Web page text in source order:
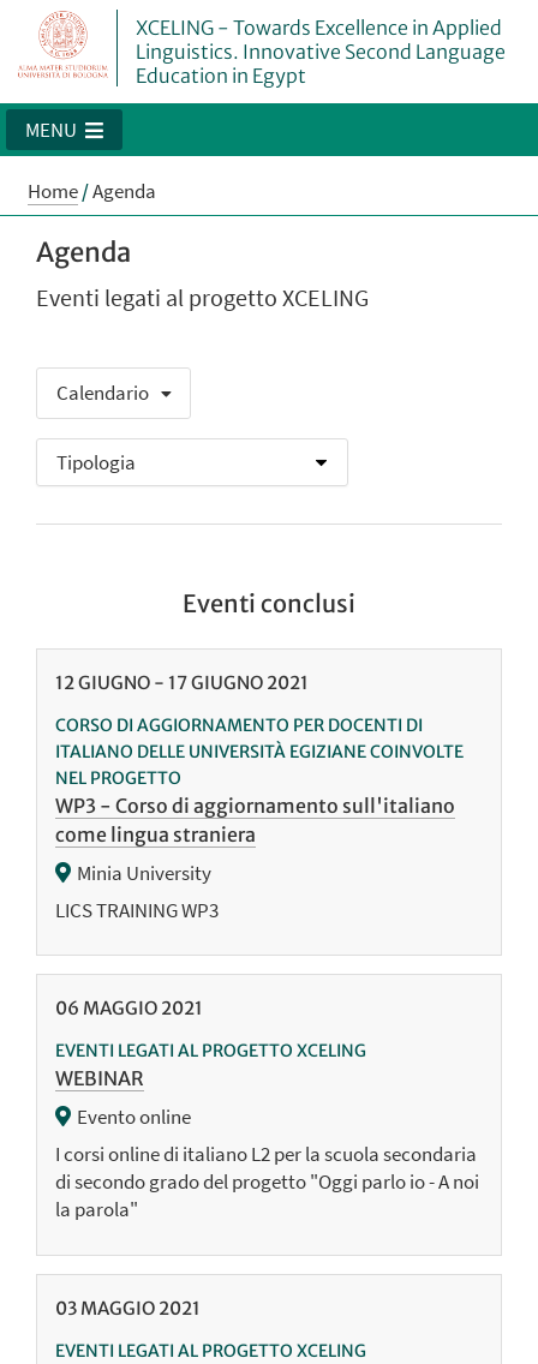
XCELING - Towards Excellence in Applied
Linguistics. Innovative Second Language
Education in Egypt
MENU
Home/Agenda
Agenda
Eventi legati al progetto XCELING
Calendario
Eventi conclusi
12GIUGNO - 17GIUGNO 2021
CORSO DI AGGIORNAMENTO PER DOCENTI DI
ITALIANO DELLE UNIVERSITÀ EGIZIANE COINVOLTE
NEL PROGETTO
WP3 - Corso di aggiornamento sull'italiano
come lingua straniera
Minia University
LICS TRAINING WP3
06 MAGGIO 2021
EVENTI LEGATI AL PROGETTO XCELING
WEBINAR
Evento online
I corsi online di italiano L2 per la scuola secondaria
di secondo grado del progetto "Oggi parlo io - A noi
la parola"
03 MAGGIO 2021
EVENTI LEGATI AL PROGETTO XCELING